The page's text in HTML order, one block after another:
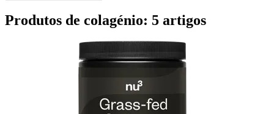
Produtos de colagénio: 5 artigos